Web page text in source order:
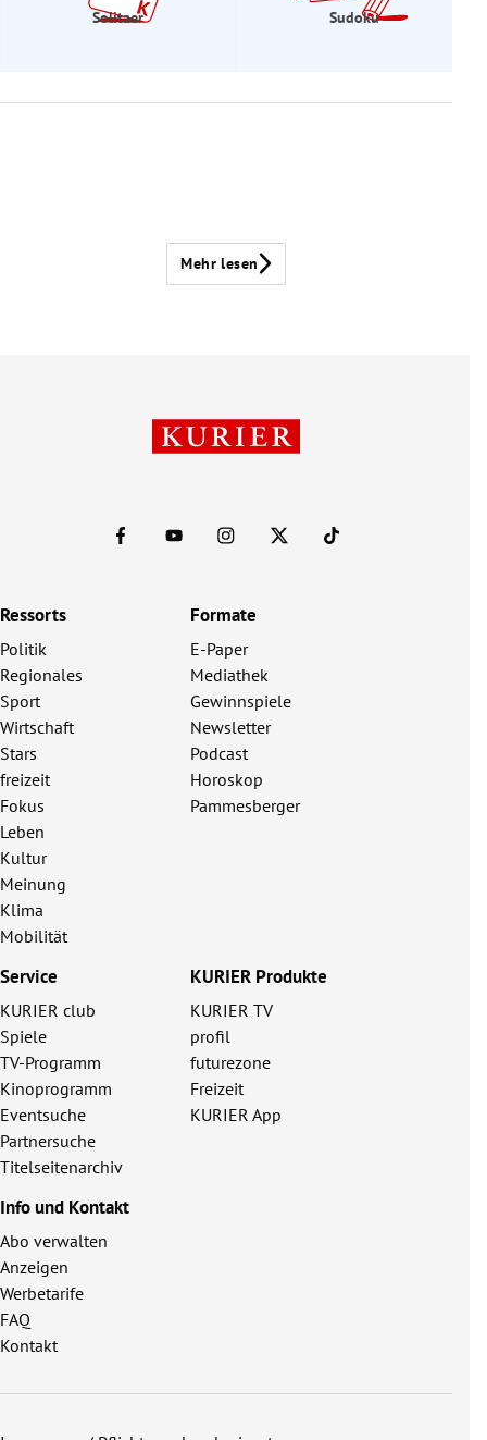
Solitaer Sudoku
Mehr lesen
Ressorts
Politik
Regionales
Sport
Wirtschaft
Stars
freizeit
Fokus
Leben
Kultur
Meinung
Klima
Mobilität
Formate
E-Paper
Mediathek
Gewinnspiele
Newsletter
Podcast
Horoskop
Pammesberger
Service
KURIER club
Spiele
TV-Programm
Kinoprogramm
Eventsuche
Partnersuche
Titelseitenarchiv
KURIER Produkte
KURIER TV
profil
futurezone
Freizeit
KURIER App
Info und Kontakt
Abo verwalten
Anzeigen
Werbetarife
FAQ
Kontakt